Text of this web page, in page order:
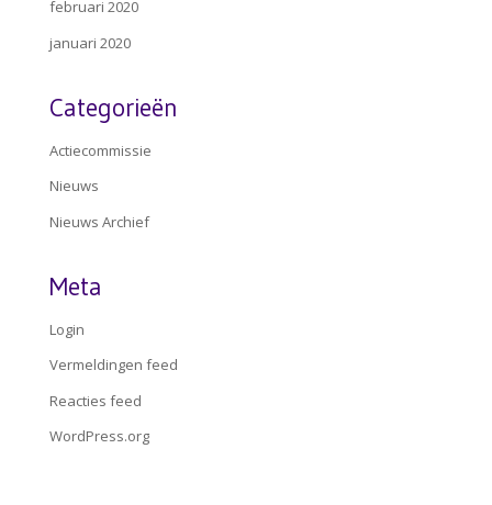
februari 2020
januari 2020
Categorieën
Actiecommissie
Nieuws
Nieuws Archief
Meta
Login
Vermeldingen feed
Reacties feed
WordPress.org